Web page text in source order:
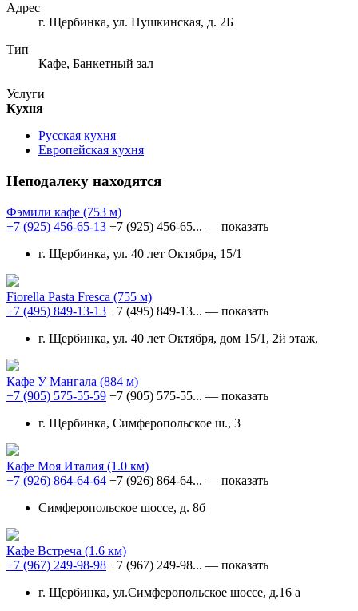
Адрес
г. Щербинка, ул. Пушкинская, д. 2Б
Тип
Кафе, Банкетный зал
Услуги
Кухня
Русская кухня
Европейская кухня
Неподалеку находятся
Фэмили кафе (753 м)
+7 (925) 456-65-13 +7 (925) 456-65... — показать
г. Щербинка, ул. 40 лет Октября, 15/1
Fiorella Pasta Fresca (755 м)
+7 (495) 849-13-13 +7 (495) 849-13... — показать
г. Щербинка, ул. 40 лет Октября, дом 15/1, 2й этаж,
Кафе У Мангала (884 м)
+7 (905) 575-55-59 +7 (905) 575-55... — показать
г. Щербинка, Симферопольское ш., 3
Кафе Моя Италия (1.0 км)
+7 (926) 864-64-64 +7 (926) 864-64... — показать
Симферопольское шоссе, д. 8б
Кафе Встреча (1.6 км)
+7 (967) 249-98-98 +7 (967) 249-98... — показать
г. Щербинка, ул.Симферопольское шоссе, д.16 а